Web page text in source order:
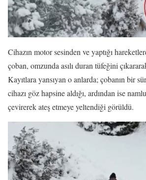
Cihazın motor sesinden ve yaptığı
çoban, omzunda asılı duran tüfeğini
Kayıtlara yansıyan o anlarda; çobanın bir
cihazı göz hapsine aldığı, ardından ise
çevirerek ateş etmeye yeltendiği görüldü.